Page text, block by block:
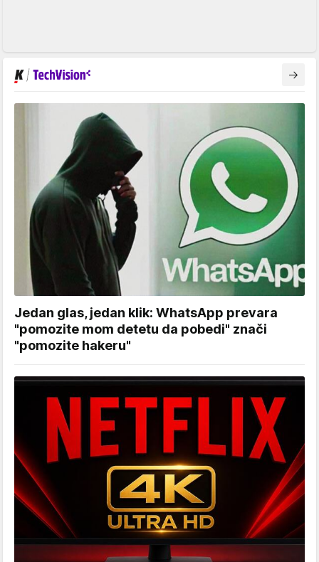
Jedan glas, jedan klik: WhatsApp prevara
"pomozite mom detetu da pobedi" znači
"pomozite hakeru"